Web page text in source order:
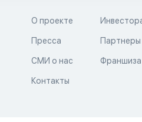
О проекте
Пресса
СМИ о нас
Контакты
Партнеры
Франшиза